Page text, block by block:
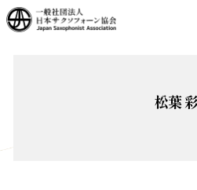
松葉 彩